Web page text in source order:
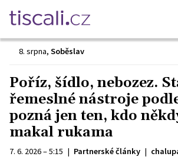
8. srpna, Soběslav
Poříz, šídlo, nebozez.
řemeslné nástroje
pozná jen ten, kdo
makal rukama
7. 6. 2026 – 5:15 | Partnerské články |